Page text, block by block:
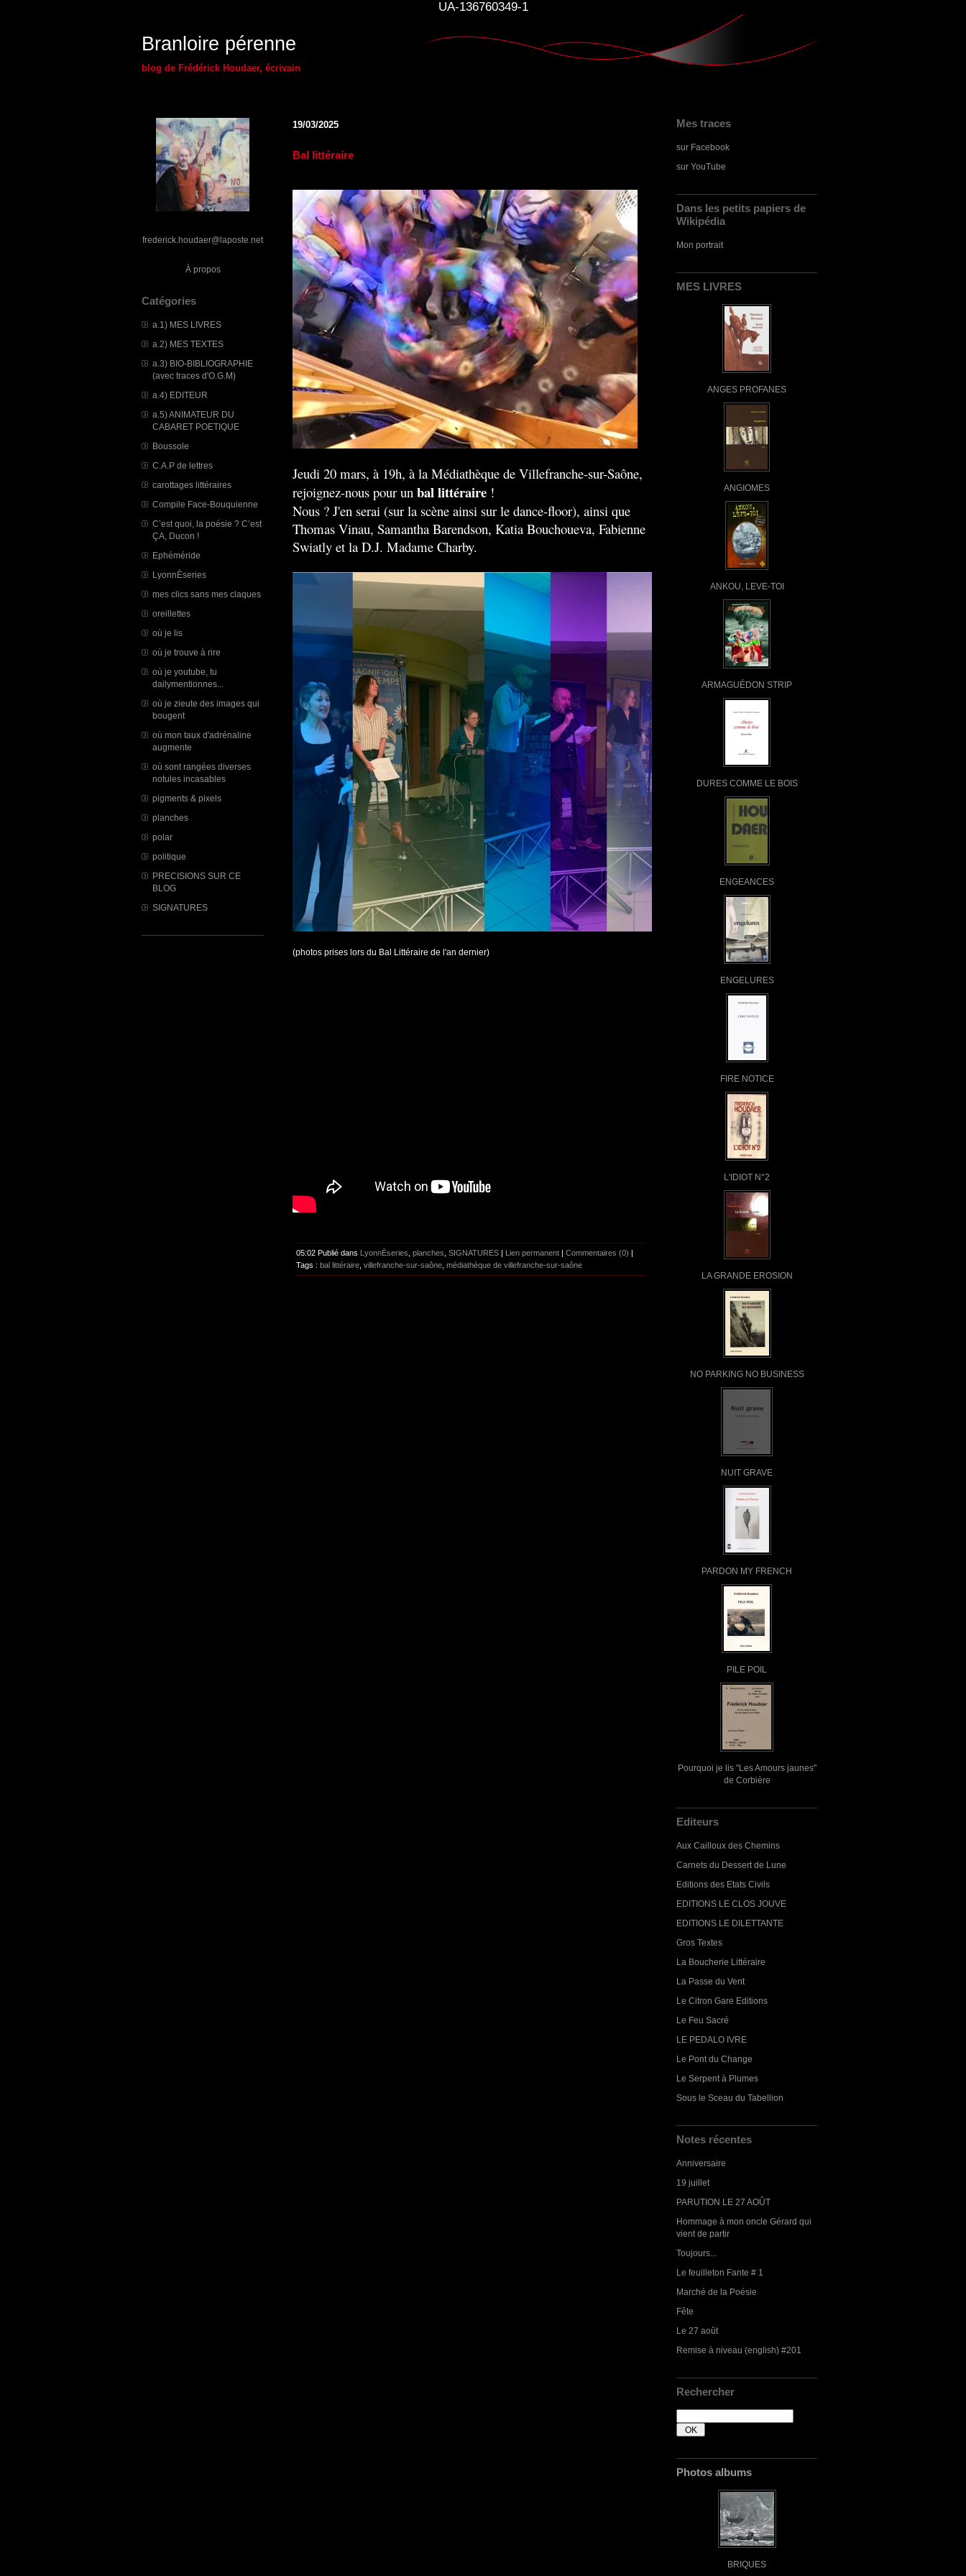
UA-136760349-1
Branloire pérenne
blog de Frédérick Houdaer, écrivain
frederick.houdaer@laposte.net
À propos
Catégories
a.1) MES LIVRES
a.2) MES TEXTES
a.3) BIO-BIBLIOGRAPHIE
(avec traces d'O.G.M)
a.4) EDITEUR
a.5) ANIMATEUR DU
CABARET POETIQUE
Boussole
C.A.P de lettres
carottages littéraires
Compile Face-Bouquienne
C’est quoi, la poésie ? C’est
ÇA, Ducon !
Ephéméride
LyonnÈseries
mes clics sans mes claques
oreillettes
où je lis
où je trouve à rire
où je youtube, tu
dailymentionnes...
où je zieute des images qui
bougent
où mon taux d'adrénaline
augmente
où sont rangées diverses
notules incasables
pigments & pixels
planches
polar
politique
PRECISIONS SUR CE
BLOG
SIGNATURES
Mes traces
sur Facebook
sur YouTube
Dans les petits papiers de
Wikipédia
Mon portrait
MES LIVRES
ANGES PROFANES
ANGIOMES
ANKOU, LEVE-TOI
ARMAGUÉDON STRIP
DURES COMME LE BOIS
ENGEANCES
ENGELURES
FIRE NOTICE
L'IDIOT N°2
LA GRANDE EROSION
NO PARKING NO BUSINESS
NUIT GRAVE
PARDON MY FRENCH
PILE POIL
Pourquoi je lis "Les Amours jaunes"
de Corbière
Editeurs
Aux Cailloux des Chemins
Carnets du Dessert de Lune
Editions des Etats Civils
EDITIONS LE CLOS JOUVE
EDITIONS LE DILETTANTE
Gros Textes
La Boucherie Littéraire
La Passe du Vent
Le Citron Gare Editions
Le Feu Sacré
LE PEDALO IVRE
Le Pont du Change
Le Serpent à Plumes
Sous le Sceau du Tabellion
Notes récentes
Anniversaire
19 juillet
PARUTION LE 27 AOÛT
Hommage à mon oncle Gérard qui
vient de partir
Toujours...
Le feuilleton Fante # 1
Marché de la Poésie
Fête
Le 27 août
Remise à niveau (english) #201
Rechercher
Photos albums
BRIQUES
19/03/2025
Bal littéraire
Jeudi 20 mars, à 19h, à la Médiathèque de Villefranche-sur-Saône,
rejoignez-nous pour un bal littéraire !
Nous ? J'en serai (sur la scène ainsi sur le dance-floor), ainsi que
Thomas Vinau, Samantha Barendson, Katia Bouchoueva, Fabienne
Swiatly et la D.J. Madame Charby.
(photos prises lors du Bal Littéraire de l'an dernier)
05:02 Publié dans LyonnÈseries planches SIGNATURES | Lien permanent | Commentaires (0) |
Tags : bal littéraire villefranche-sur-saône médiathèque de villefranche-sur-saône